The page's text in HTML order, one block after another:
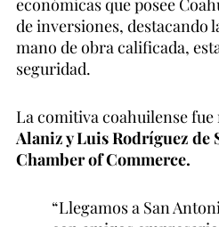
de inversiones, destacando
mano de obra calificada,
seguridad.
La comitiva coahuilense
Alaniz y Luis Rodríguez de
Chamber of Commerce.
“Llegamos a San